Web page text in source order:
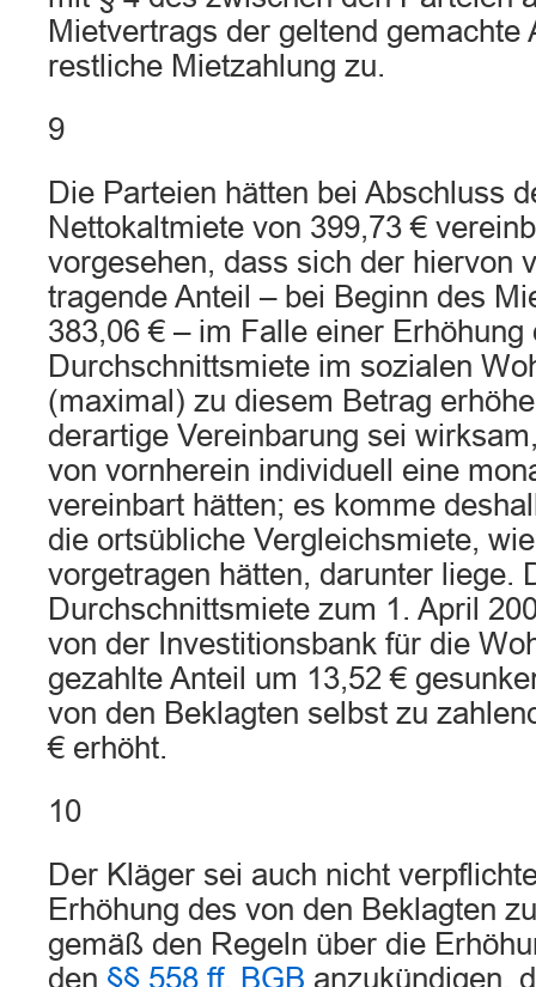
Mietvertrags der geltend gemachte
restliche Mietzahlung zu.
9
Die Parteien hätten bei Abschluss
Nettokaltmiete von 399,73 €
vorgesehen, dass sich der hiervon
tragende Anteil – bei Beginn des
383,06 € – im Falle einer Erhöhung
Durchschnittsmiete im sozialen
(maximal) zu diesem Betrag
derartige Vereinbarung sei
von vornherein individuell eine
vereinbart hätten; es komme
die ortsübliche Vergleichsmiete,
vorgetragen hätten, darunter liege.
Durchschnittsmiete zum 1. April
von der Investitionsbank für die
gezahlte Anteil um 13,52 €
von den Beklagten selbst zu
€ erhöht.
10
Der Kläger sei auch nicht
Erhöhung des von den Beklagten
gemäß den Regeln über die
den §§ 558 ff. BGB anzukündigen,